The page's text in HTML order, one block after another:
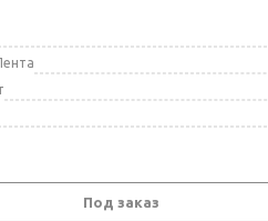
Под заказ